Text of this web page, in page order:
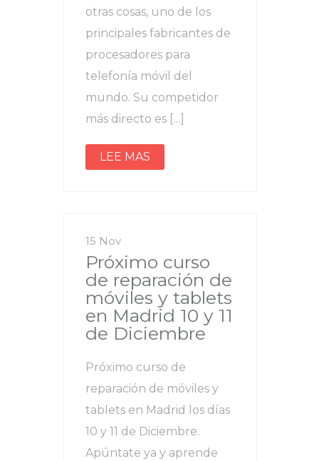
otras cosas, uno de los
principales fabricantes de
procesadores para
telefonía móvil del
mundo. Su competidor
más directo es […]
LEE MAS
15 Nov
Próximo curso
de reparación de
móviles y tablets
en Madrid 10 y 11
de Diciembre
Próximo curso de
reparación de móviles y
tablets en Madrid los días
10 y 11 de Diciembre.
Apúntate ya y aprende